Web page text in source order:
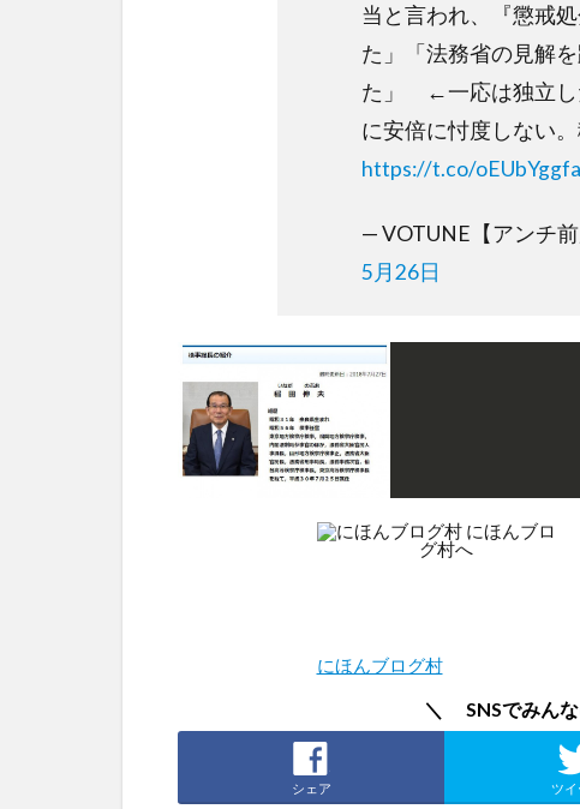
当と言われ、『懲戒
た」「法務省の見解
た」 ←一応は独立し
に安倍に忖度しない
https://t.co/
— VOTUNE【アンチ
5月26日
にほんブログ村
＼ SNSでみん
シェア ツイ